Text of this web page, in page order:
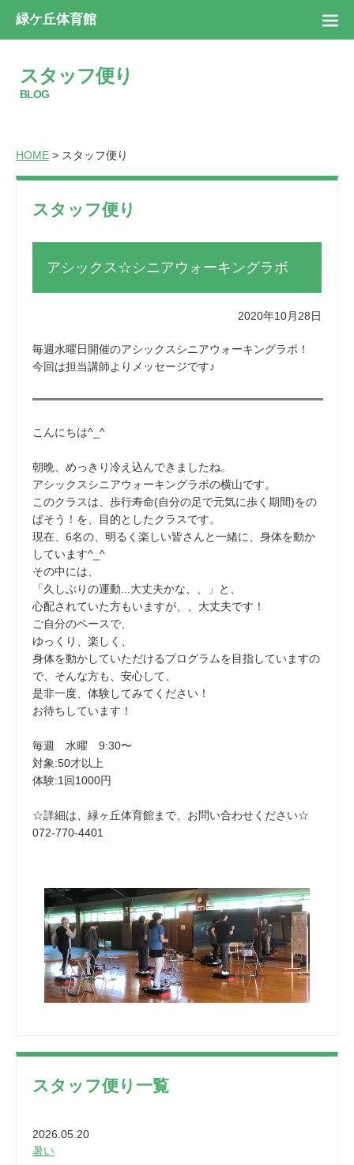
緑ケ丘体育館
スタッフ便り
BLOG
HOME > スタッフ便り
スタッフ便り
アシックス☆シニアウォーキングラボ
2020年10月28日
毎週水曜日開催のアシックスシニアウォーキングラボ！
今回は担当講師よりメッセージです♪
こんにちは^_^
朝晩、めっきり冷え込んできましたね。
アシックスシニアウォーキングラボの横山です。
このクラスは、歩行寿命(自分の足で元気に歩く期間)をの
ばそう！を、目的としたクラスです。
現在、6名の、明るく楽しい皆さんと一緒に、身体を動か
しています^_^
その中には、
「久しぶりの運動...大丈夫かな、、」と、
心配されていた方もいますが、、大丈夫です！
ご自分のペースで、
ゆっくり、楽しく、
身体を動かしていただけるプログラムを目指していますの
で、そんな方も、安心して、
是非一度、体験してみてください！
お待ちしています！
毎週 水曜 9:30〜
対象:50才以上
体験:1回1000円
☆詳細は、緑ヶ丘体育館まで、お問い合わせください☆
072-770-4401
スタッフ便り一覧
2026.05.20
暑い